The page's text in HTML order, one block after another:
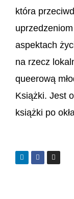
która
aspektach
na rzecz
queerową
Książki. Jest
książki po